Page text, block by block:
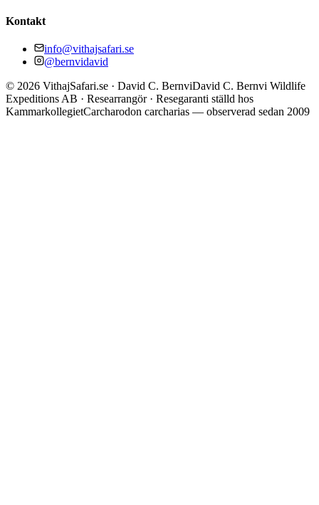
Kontakt
info@vithajsafari.se
@bernvidavid
© 2026 VithajSafari.se · David C. BernviDavid C. Bernvi Wildlife
Expeditions AB · Researrangör · Resegaranti ställd hos
KammarkollegietCarcharodon carcharias — observerad sedan 2009